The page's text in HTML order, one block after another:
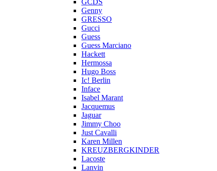
GCDS
Genny
GRESSO
Gucci
Guess
Guess Marciano
Hackett
Hermossa
Hugo Boss
Ic! Berlin
Inface
Isabel Marant
Jacquemus
Jaguar
Jimmy Choo
Just Cavalli
Karen Millen
KREUZBERGKINDER
Lacoste
Lanvin